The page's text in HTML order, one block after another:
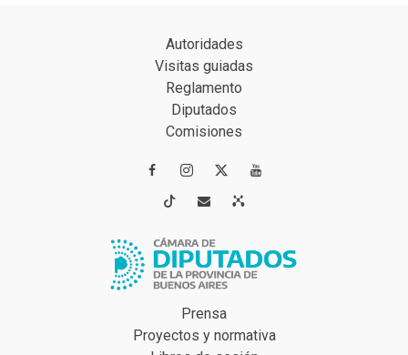
Autoridades
Visitas guiadas
Reglamento
Diputados
Comisiones
 
 
Prensa
Proyectos y normativa